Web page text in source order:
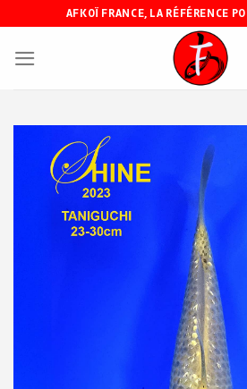
content
AFKOÏ FRANCE, LA RÉFÉRENCE